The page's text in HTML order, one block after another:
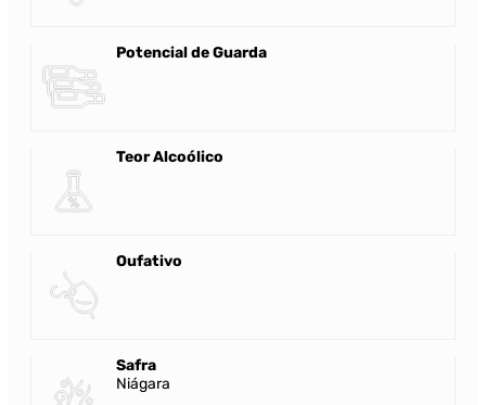
Potencial de Guarda
Teor Alcoólico
Oufativo
Safra
Niágara